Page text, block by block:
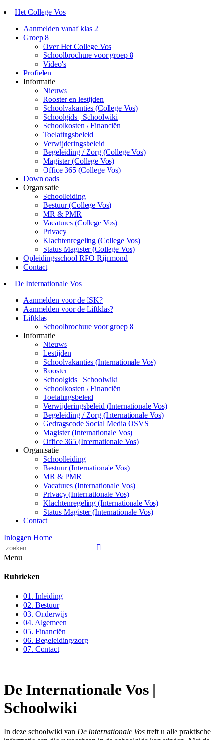
Het College Vos
Aanmelden vanaf klas 2
Groep 8
Over Het College Vos
Schoolbrochure voor groep 8
Video's
Profielen
Informatie
Nieuws
Rooster en lestijden
Schoolvakanties (College Vos)
Schoolgids | Schoolwiki
Schoolkosten / Financiën
Toelatingsbeleid
Verwijderingsbeleid
Begeleiding / Zorg (College Vos)
Magister (College Vos)
Office 365 (College Vos)
Downloads
Organisatie
Schoolleiding
Bestuur (College Vos)
MR & PMR
Vacatures (College Vos)
Privacy
Klachtenregeling (College Vos)
Status Magister (College Vos)
Opleidingsschool RPO Rijnmond
Contact
De Internationale Vos
Aanmelden voor de ISK?
Aanmelden voor de Liftklas?
Liftklas
Schoolbrochure voor groep 8
Informatie
Nieuws
Lestijden
Schoolvakanties (Internationale Vos)
Rooster
Schoolgids | Schoolwiki
Schoolkosten / Financiën
Toelatingsbeleid
Verwijderingsbeleid (Internationale Vos)
Begeleiding / Zorg (Internationale Vos)
Gedragscode Social Media OSVS
Magister (Internationale Vos)
Office 365 (Internationale Vos)
Organisatie
Schoolleiding
Bestuur (Internationale Vos)
MR & PMR
Vacatures (Internationale Vos)
Privacy (Internationale Vos)
Klachtenregeling (Internationale Vos)
Status Magister (Internationale Vos)
Contact
Inloggen Home

Menu
Rubrieken
01. Inleiding
02. Bestuur
03. Onderwijs
04. Algemeen
05. Financiën
06. Begeleiding/zorg
07. Contact
De Internationale Vos |
Schoolwiki
In deze schoolwiki van De Internationale Vos treft u alle praktische